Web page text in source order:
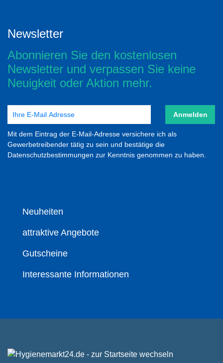
Newsletter
Abonnieren Sie den kostenlosen
Newsletter und verpassen Sie keine
Neuigkeit oder Aktion mehr.
Anmelden
Mit dem Eintrag der E-Mail-Adresse versichere ich als
Gewerbetreibender tätig zu sein und bestätige die
Datenschutzbestimmungen zur Kenntnis genommen zu haben.
Neuheiten
attraktive Angebote
Gutscheine
Interessante Informationen